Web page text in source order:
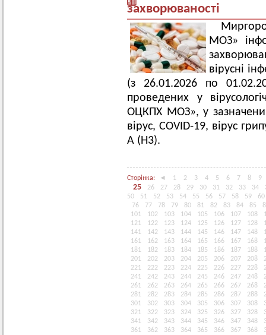
захворюваності
МОЗ»
вірусні
(з 26.01.2026 по
проведених у
ОЦКПХ МОЗ», у
вірус, COVID-19, вірус
А (H3).
Сторінка: ◄ 1 2 3 4 5 6 7 8 9
25 26 27 28 29 30 31 32 33 34
50
51 52 53 54 55 56 57 58 59
60
76
77 78 79 80 81 82 83 84 85
101
102 103 104 105 106 107 108
121
122 123 124 125 126 127 128
141
142 143 144 145 146 147 148
161
162 163 164 165 166 167 168
181
182 183 184 185 186 187 188
201
202 203 204 205 206 207 208
221
222 223 224 225 226 227 228
241
242 243 244 245 246 247 248
261
262 263 264 265 266 267 268
281
282 283 284 285 286 287 288
301
302 303 304 305 306 307 308
321
322 323 324 325 326 327 328
341
342 343 344 345 346 347 348
361
362 363 364 365 366 367 368